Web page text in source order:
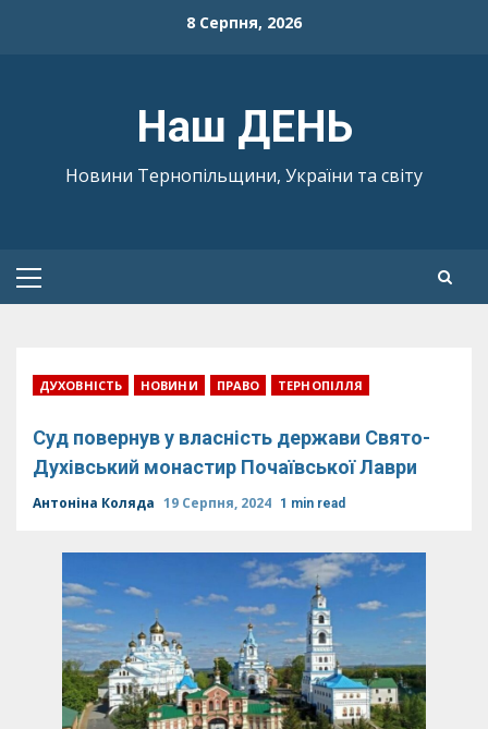
8 Серпня, 2026
Наш ДЕНЬ
Новини Тернопільщини, України та світу
Primary
ДУХОВНІСТЬ НОВИНИ ПРАВО ТЕРНОПІЛЛЯ
Суд повернув у власність держави Свято-
Духівський монастир Почаївської Лаври
Антоніна Коляда 19 Серпня, 2024 1 min read